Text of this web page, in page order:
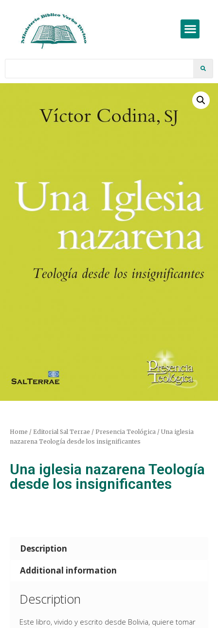
Home / Editorial Sal Terrae / Presencia Teológica / Una iglesia
nazarena Teología desde los insignificantes
Una iglesia nazarena Teología
desde los insignificantes
Description
Additional information
Description
Este libro, vivido y escrito desde Bolivia, quiere tomar